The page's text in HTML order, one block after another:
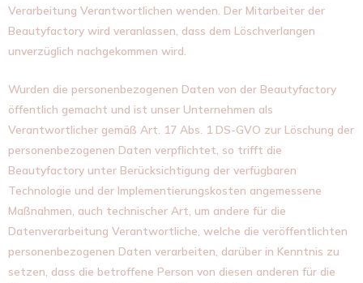
Verarbeitung Verantwortlichen wenden. Der Mitarbeiter der
Beautyfactory wird veranlassen, dass dem Löschverlangen
unverzüglich nachgekommen wird.
Wurden die personenbezogenen Daten von der Beautyfactory
öffentlich gemacht und ist unser Unternehmen als
Verantwortlicher gemäß Art. 17 Abs. 1 DS-GVO zur Löschung der
personenbezogenen Daten verpflichtet, so trifft die
Beautyfactory unter Berücksichtigung der verfügbaren
Technologie und der Implementierungskosten angemessene
Maßnahmen, auch technischer Art, um andere für die
Datenverarbeitung Verantwortliche, welche die veröffentlichten
personenbezogenen Daten verarbeiten, darüber in Kenntnis zu
setzen, dass die betroffene Person von diesen anderen für die